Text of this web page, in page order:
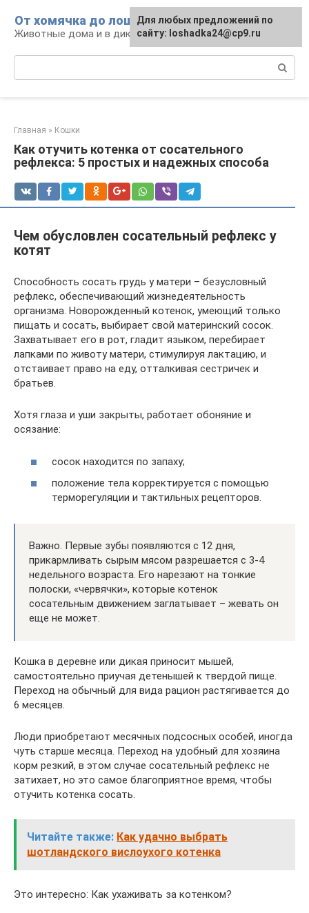
контенту
От хомячка до лошади
Животные дома и в дикой природе
Главная » Кошки
Как отучить котенка от сосательного
рефлекса: 5 простых и надежных способа
Чем обусловлен сосательный рефлекс у
котят
Способность сосать грудь у матери – безусловный
рефлекс, обеспечивающий жизнедеятельность
организма. Новорожденный котенок, умеющий только
пищать и сосать, выбирает свой материнский сосок.
Захватывает его в рот, гладит языком, перебирает
лапками по животу матери, стимулируя лактацию, и
отстаивает право на еду, отталкивая сестричек и
братьев.
Хотя глаза и уши закрыты, работает обоняние и
осязание:
сосок находится по запаху;
положение тела корректируется с помощью
терморегуляции и тактильных рецепторов.
Важно. Первые зубы появляются с 12 дня,
прикармливать сырым мясом разрешается с 3-4
недельного возраста. Его нарезают на тонкие
полоски, «червячки», которые котенок
сосательным движением заглатывает – жевать он
еще не может.
Кошка в деревне или дикая приносит мышей,
самостоятельно приучая детенышей к твердой пище.
Переход на обычный для вида рацион растягивается до
6 месяцев.
Люди приобретают месячных подсосных особей, иногда
чуть старше месяца. Переход на удобный для хозяина
корм резкий, в этом случае сосательный рефлекс не
затихает, но это самое благоприятное время, чтобы
отучить котенка сосать.
Читайте также: Как удачно выбрать
шотландского вислоухого котенка
Это интересно: Как ухаживать за котенком?
Для любых предложений по
сайту: loshadka24@cp9.ru